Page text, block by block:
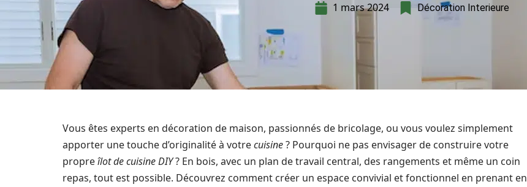
1 mars 2024 Décoration Interieure
Vous êtes experts en décoration de maison, passionnés de bricolage, ou vous voulez simplement
apporter une touche d’originalité à votrecuisine? Pourquoi ne pas envisager de construire votre
propreîlot de cuisine DIY? En bois, avec un plan de travail central, des rangements et même un coin
repas, tout est possible. Découvrez comment créer un espace convivial et fonctionnel en prenant en